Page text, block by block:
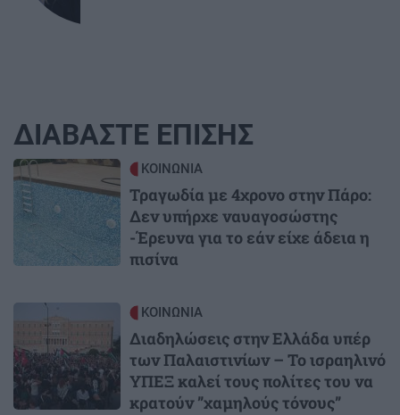
ΔΙΑΒΑΣΤΕ ΕΠΙΣΗΣ
Image ΚΟΙΝΩΝΙΑ
Τραγωδία με 4χρονο στην Πάρο:
Δεν υπήρχε ναυαγοσώστης
-Έρευνα για το εάν είχε άδεια η
πισίνα
ΚΟΙΝΩΝΙΑ
Διαδηλώσεις στην Ελλάδα υπέρ
των Παλαιστινίων – Το ισραηλινό
ΥΠΕΞ καλεί τους πολίτες του να
κρατούν ”χαμηλούς τόνους”